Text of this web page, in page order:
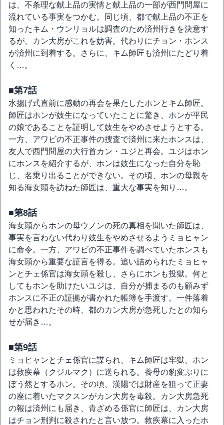
は、不条理な献上品の実情と献上品の一部が西門問屋に
流れている事実をつかむ。同じ頃、都で献上品の不正を
知ったキム・ウンリョルは調査のため済州行きを決意す
るが、カン大房がこれを妨害。代わりにチョン・ホンス
が済州に到着する。さらに、キム師匠も済州にたどり着
く…。
■第7話
水揚げ式直前に感動の再会を果たしたホンとキム師匠。
師匠はホンが妓生になっていたことに驚き、ホンが平民
の娘であることを証明して妓生をやめさせようとする。
一方、アワビの不正事件の捜査で済州に来たホンスは、
友人で西門問屋の大行首カン・ユジと再会。ユジはホン
にホンスを紹介するが、ホンは妓生になった自分を恥
じ、名乗り出ることができない。その頃、ホンの母親を
知る海女頭を訪ねた師匠は、重大な事実を知り…。
■第8話
海女頭からホンの母ウノンの死の真相を聞いた師匠は、
事実を言わない代わり妓生をやめさせるようミョヒャン
に命令。一方、アワビの不正事件を調べていたホンスも
海女頭から重要な証言を得る。追い詰められたミョヒャ
ンとチェ係官は海女頭を殺し、さらにホンも投獄。何と
してもホンを助けたいユジは、自分が捕まるのも顧みず
ホンスに不正の証拠が書かれた帳簿を手渡す。一件落着
かと思われたその時、都のカン大房が急死したとの知ら
せが届き…。
■第9話
ミョヒャンとチェ係官に謀られ、キム師匠は牢獄、ホン
は救疾幕（クジルマク）に送られる。養母の豹変ぶりに
ぼう然とするホン。その頃、漢陽では財産を狙って正妻
の座に着いたマクスンがカン大房を毒殺。カン大房急死
の報は済州にも届き、青ざめる係官に師匠は、カン大房
はチョン刑判に殺されたと言い放つ。救疾幕に入ったホ